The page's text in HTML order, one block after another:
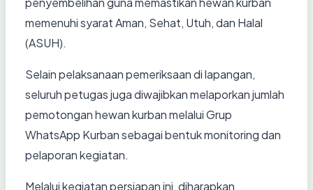
memenuhi syarat Aman, Sehat, Utuh, dan Halal
(ASUH).
Selain pelaksanaan pemeriksaan di lapangan,
seluruh petugas juga diwajibkan melaporkan jumlah
pemotongan hewan kurban melalui Grup
WhatsApp Kurban sebagai bentuk monitoring dan
pelaporan kegiatan.
Melalui kegiatan persiapan ini, diharapkan